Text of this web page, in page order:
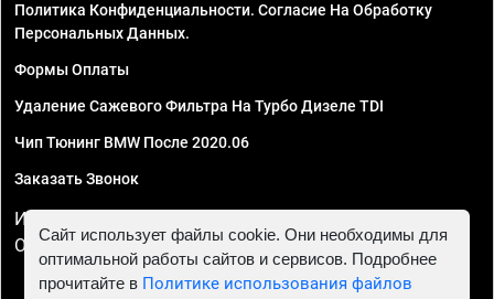
Политика Конфиденциальности. Согласие На Обработку
Персональных Данных.
Формы Оплаты
Удаление Сажевого Фильтра На Турбо Дизеле TDI
Чип Тюнинг BMW После 2020.06
Заказать Звонок
ИП Смирнов Георгий Павлович. ИНН 781302555843,
ОГРНИП 324470400032610
Сайт использует файлы cookie. Они необходимы для
оптимальной работы сайтов и сервисов. Подробнее
прочитайте в Политике использования файлов